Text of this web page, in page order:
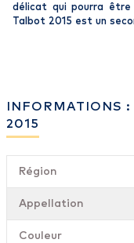
délicat qui pourra être
Talbot 2015 est un
INFORMATIONS
2015
Région
Appellation
Couleur